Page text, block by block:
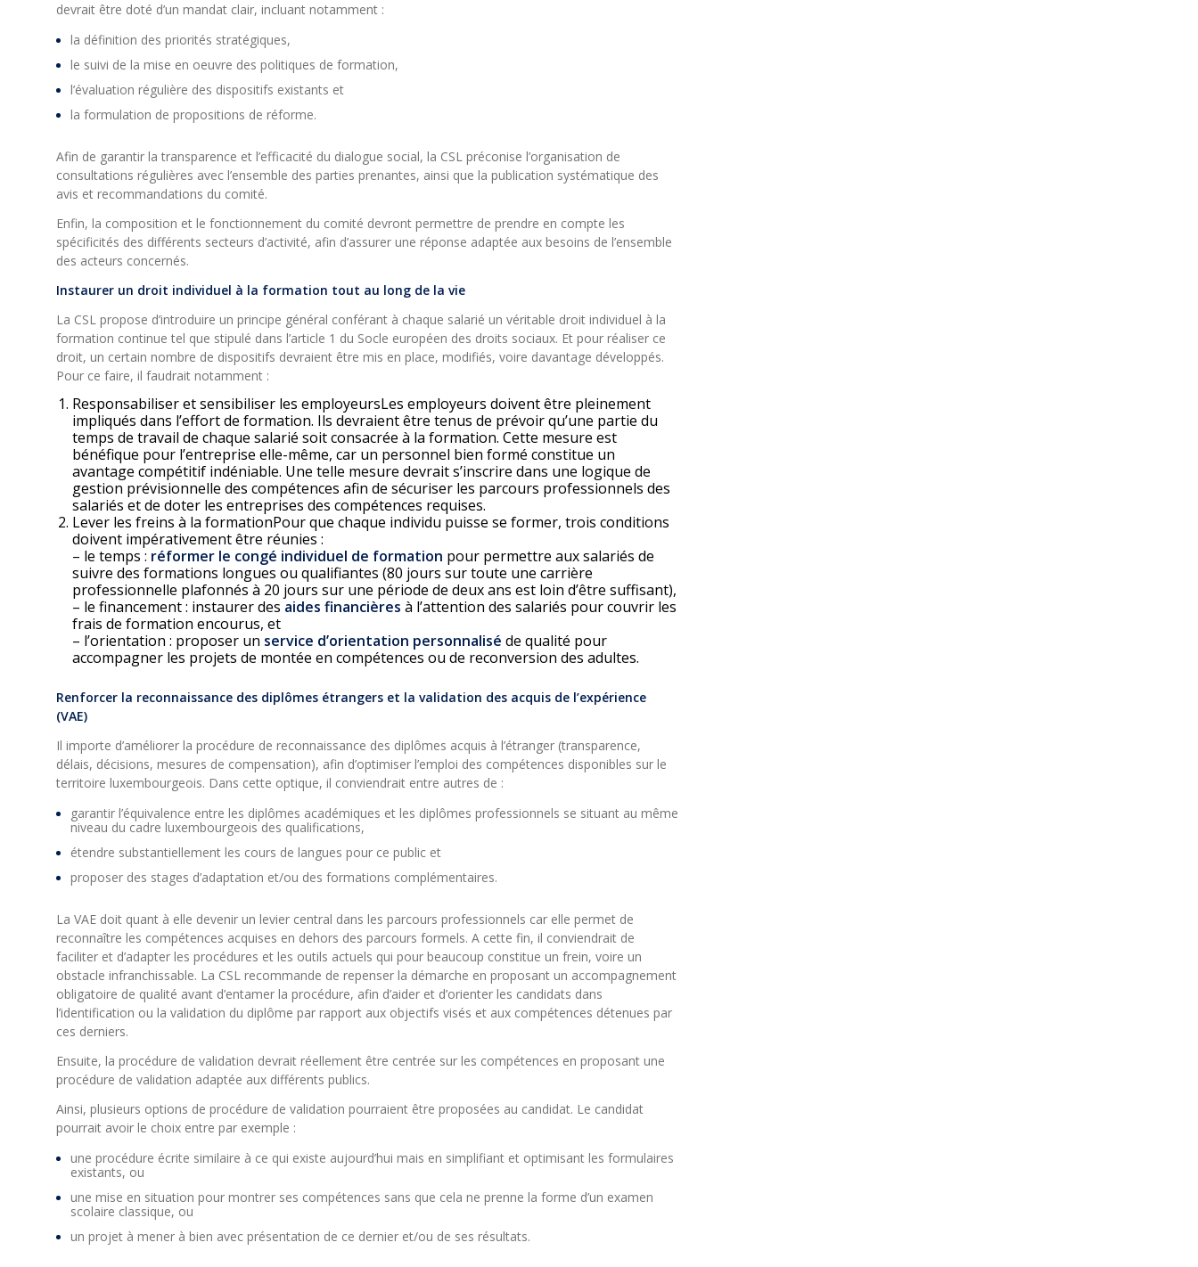
devrait être doté d’un mandat clair, incluant notamment :
la définition des priorités stratégiques,
le suivi de la mise en oeuvre des politiques de formation,
l’évaluation régulière des dispositifs existants et
la formulation de propositions de réforme.
Afin de garantir la transparence et l’efficacité du dialogue social, la CSL préconise l’organisation de
consultations régulières avec l’ensemble des parties prenantes, ainsi que la publication systématique des
avis et recommandations du comité.
Enfin, la composition et le fonctionnement du comité devront permettre de prendre en compte les
spécificités des différents secteurs d’activité, afin d’assurer une réponse adaptée aux besoins de l’ensemble
des acteurs concernés.
Instaurer un droit individuel à la formation tout au long de la vie
La CSL propose d’introduire un principe général conférant à chaque salarié un véritable droit individuel à la
formation continue tel que stipulé dans l’article 1 du Socle européen des droits sociaux. Et pour réaliser ce
droit, un certain nombre de dispositifs devraient être mis en place, modifiés, voire davantage développés.
Pour ce faire, il faudrait notamment :
Responsabiliser et sensibiliser les employeursLes employeurs doivent être pleinement
impliqués dans l’effort de formation. Ils devraient être tenus de prévoir qu’une partie du
temps de travail de chaque salarié soit consacrée à la formation. Cette mesure est
bénéfique pour l’entreprise elle-même, car un personnel bien formé constitue un
avantage compétitif indéniable. Une telle mesure devrait s’inscrire dans une logique de
gestion prévisionnelle des compétences afin de sécuriser les parcours professionnels des
salariés et de doter les entreprises des compétences requises.
Lever les freins à la formationPour que chaque individu puisse se former, trois conditions
doivent impérativement être réunies :
– le temps : réformer le congé individuel de formation pour permettre aux salariés de
suivre des formations longues ou qualifiantes (80 jours sur toute une carrière
professionnelle plafonnés à 20 jours sur une période de deux ans est loin d’être suffisant),
– le financement : instaurer des aides financières à l’attention des salariés pour couvrir les
frais de formation encourus, et
– l’orientation : proposer un service d’orientation personnalisé de qualité pour
accompagner les projets de montée en compétences ou de reconversion des adultes.
Renforcer la reconnaissance des diplômes étrangers et la validation des acquis de l’expérience
(VAE)
Il importe d’améliorer la procédure de reconnaissance des diplômes acquis à l’étranger (transparence,
délais, décisions, mesures de compensation), afin d’optimiser l’emploi des compétences disponibles sur le
territoire luxembourgeois. Dans cette optique, il conviendrait entre autres de :
garantir l’équivalence entre les diplômes académiques et les diplômes professionnels se situant au même
niveau du cadre luxembourgeois des qualifications,
étendre substantiellement les cours de langues pour ce public et
proposer des stages d’adaptation et/ou des formations complémentaires.
La VAE doit quant à elle devenir un levier central dans les parcours professionnels car elle permet de
reconnaître les compétences acquises en dehors des parcours formels. A cette fin, il conviendrait de
faciliter et d’adapter les procédures et les outils actuels qui pour beaucoup constitue un frein, voire un
obstacle infranchissable. La CSL recommande de repenser la démarche en proposant un accompagnement
obligatoire de qualité avant d’entamer la procédure, afin d’aider et d’orienter les candidats dans
l’identification ou la validation du diplôme par rapport aux objectifs visés et aux compétences détenues par
ces derniers.
Ensuite, la procédure de validation devrait réellement être centrée sur les compétences en proposant une
procédure de validation adaptée aux différents publics.
Ainsi, plusieurs options de procédure de validation pourraient être proposées au candidat. Le candidat
pourrait avoir le choix entre par exemple :
une procédure écrite similaire à ce qui existe aujourd’hui mais en simplifiant et optimisant les formulaires
existants, ou
une mise en situation pour montrer ses compétences sans que cela ne prenne la forme d’un examen
scolaire classique, ou
un projet à mener à bien avec présentation de ce dernier et/ou de ses résultats.